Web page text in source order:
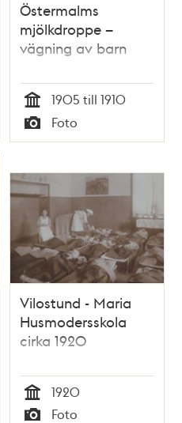
Östermalms
mjölkdroppe –
vägning av barn
Tid
1905 till 1910
Typ
Foto
Vilostund - Maria
Husmodersskola
cirka 1920
Tid
1920
Foto